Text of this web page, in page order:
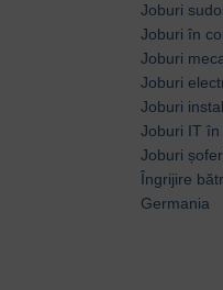
Joburi
Joburi în
Joburi
Joburi
Joburi
Joburi IT în
Joburi
Îngrijire
Germania